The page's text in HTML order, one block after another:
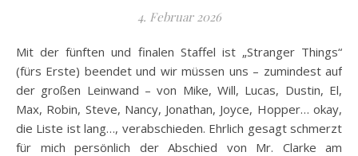
4. Februar 2026
Mit der fünften und finalen Staffel ist „Stranger Things“
(fürs Erste) beendet und wir müssen uns – zumindest auf
der großen Leinwand – von Mike, Will, Lucas, Dustin, El,
Max, Robin, Steve, Nancy, Jonathan, Joyce, Hopper… okay,
die Liste ist lang…, verabschieden. Ehrlich gesagt schmerzt
für mich persönlich der Abschied von Mr. Clarke am